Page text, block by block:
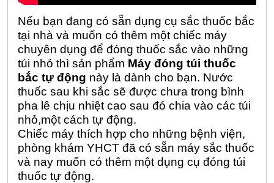
Nếu bạn đang có sẵn dụng cụ sắc thuốc bắc
tại nhà và muốn có thêm một chiếc máy
chuyên dụng để đóng thuốc sắc vào những
túi nhỏ thì sản phẩm Máy đóng túi thuốc
bắc tự động này là dành cho bạn. Nước
thuốc sau khi sắc sẽ được chưa trong bình
pha lê chịu nhiệt cao sau đó chia vào các túi
nhỏ,một cách tự động.
Chiếc máy thích hợp cho những bệnh viện,
phòng khám YHCT đã có sẵn máy sắc thuốc
và nay muốn có thêm một dụng cụ đóng túi
thuốc tự động.